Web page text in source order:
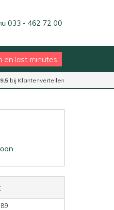
033 - 462 72 00
en last minutes
9,5bij Klantenvertellen